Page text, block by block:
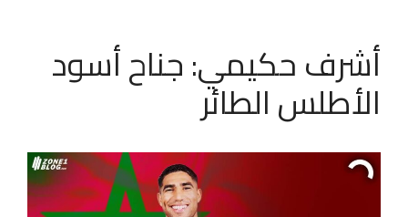
أشرف حكيمي: جناح أسود
الأطلس الطائر